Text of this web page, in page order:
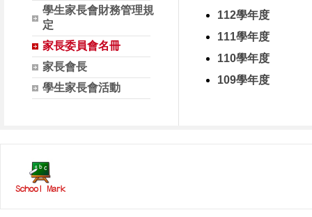
學生家長會財務管理規
定
家長委員會名冊
家長會長
學生家長會活動
112學年度
111學年度
110學年度
109學年度